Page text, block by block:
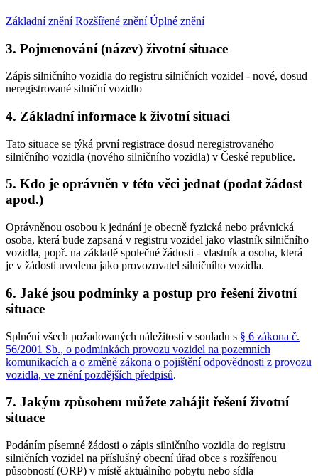
Základní znění Rozšířené znění Úplné znění
3. Pojmenování (název) životní situace
Zápis silničního vozidla do registru silničních vozidel - nové, dosud
neregistrované silniční vozidlo
4. Základní informace k životní situaci
Tato situace se týká první registrace dosud neregistrovaného
silničního vozidla (nového silničního vozidla) v České republice.
5. Kdo je oprávněn v této věci jednat (podat žádost
apod.)
Oprávněnou osobou k jednání je obecně fyzická nebo právnická
osoba, která bude zapsaná v registru vozidel jako vlastník silničního
vozidla, popř. na základě společné žádosti - vlastník a osoba, která
je v žádosti uvedena jako provozovatel silničního vozidla.
6. Jaké jsou podmínky a postup pro řešení životní
situace
Splnění všech požadovaných náležitostí v souladu s § 6 zákona č.
56/2001 Sb., o podmínkách provozu vozidel na pozemních
komunikacích a o změně zákona o pojištění odpovědnosti z provozu
vozidla, ve znění pozdějších předpisů.
7. Jakým způsobem můžete zahájit řešení životní
situace
Podáním písemné žádosti o zápis silničního vozidla do registru
silničních vozidel na příslušný obecní úřad obce s rozšířenou
působností (ORP) v místě aktuálního pobytu nebo sídla